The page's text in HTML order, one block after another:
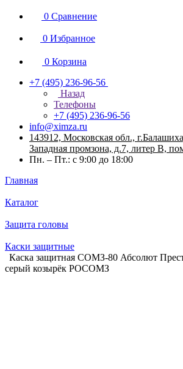
0 Сравнение
0 Избранное
0 Корзина
+7 (495) 236-96-56
Назад
Телефоны
+7 (495) 236-96-56
info@ximza.ru
143912, Московская обл.,
Западная промзона, д.7, литер В,
Пн. – Пт.: с 9:00 до 18:00
Главная
Каталог
Защита головы
Каски защитные
Каска защитная СОМЗ-80 Абсолют
серый козырёк РОСОМЗ